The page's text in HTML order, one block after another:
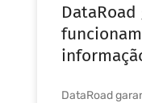
DataRoad